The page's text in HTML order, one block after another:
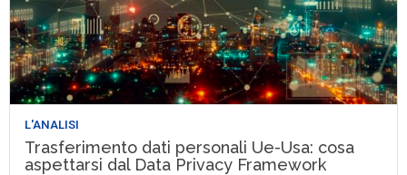
L'ANALISI
Trasferimento dati personali Ue-Usa: cosa
aspettarsi dal Data Privacy Framework